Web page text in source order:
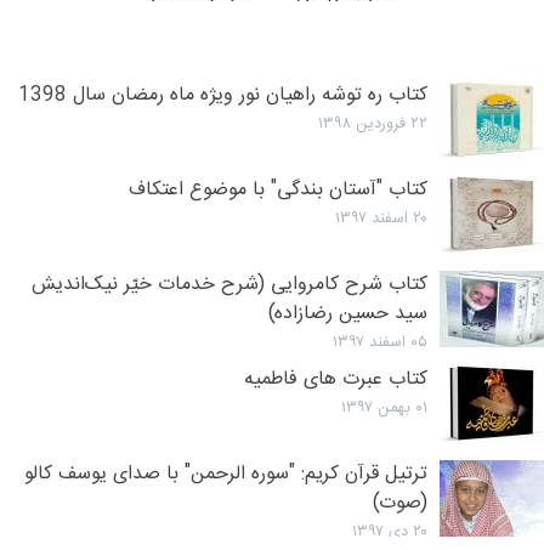
کتاب ره توشه راهیان نور ویژه ماه رمضان سال 1398
۲۲ فروردین ۱۳۹۸
کتاب "آستان بندگی" با موضوع اعتکاف
۲۰ اسفند ۱۳۹۷
کتاب شرح کامروایی (شرح خدمات خیّر نیک‌اندیش
سید حسین رضازاده)
۰۵ اسفند ۱۳۹۷
کتاب عبرت های فاطمیه
۰۱ بهمن ۱۳۹۷
ترتیل قرآن كريم: "سوره الرحمن" با صدای یوسف کالو
(صوت)
۲۰ دی ۱۳۹۷